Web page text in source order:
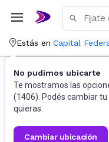
Estás en Capital
No pudimos ubicarte
Te mostramos las
(1406). Podés cambiar
quieras.
cambiar ubicación